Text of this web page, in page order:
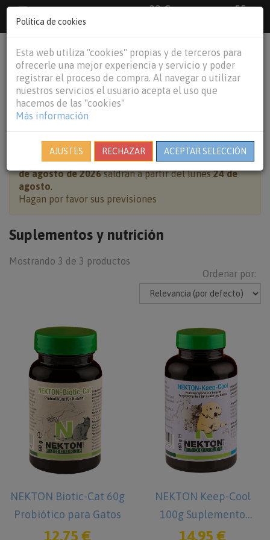
33 €
55
€Baleares y
person shopping_cart
HOME GATOS
Cierre por vacaciones:pedidos realizados del7 al 23
de agosto de 2026saldrán a partir del lunes24 de
agosto.
Hagan por favor sus previsiones
Suplementos y nutrición
Mostrando 3 de 3 productos
Ordenar por:
NEKTON Biotic-Cat 60g
Probiótico para Gatos
12,75 €
NEKTON Keep-Cool
100g Suplemento
alimenticio para Perros
14,95 €
Política de cookies
Esta web utiliza "cookies" propias y de terceros para
ofrecerle una mejor experiencia y servicio y poder
registrar el proceso de compra. Al navegar o utilizar
nuestros servicios el usuario acepta el uso que
hacemos de las "cookies"
Más información
AJUSTES RECHAZAR ACEPTAR SELECCIÓN